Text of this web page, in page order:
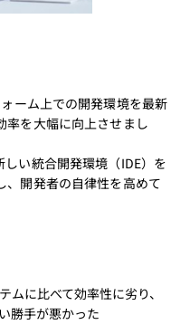
ーム上での開発環境を最新
率を大幅に向上させまし
い統合開発環境（IDE）を
、開発者の自律性を高めて
に比べて効率性に劣り、
勝手が悪かった